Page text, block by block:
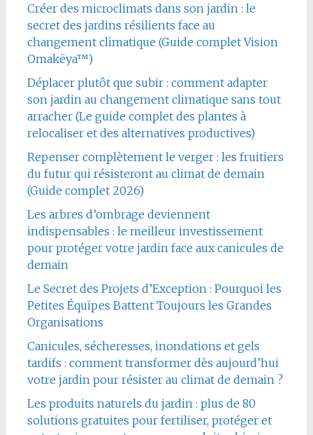
Créer des microclimats dans son jardin : le
secret des jardins résilients face au
changement climatique (Guide complet Vision
Omakëya™)
Déplacer plutôt que subir : comment adapter
son jardin au changement climatique sans tout
arracher (Le guide complet des plantes à
relocaliser et des alternatives productives)
Repenser complètement le verger : les fruitiers
du futur qui résisteront au climat de demain
(Guide complet 2026)
Les arbres d’ombrage deviennent
indispensables : le meilleur investissement
pour protéger votre jardin face aux canicules de
demain
Le Secret des Projets d’Exception : Pourquoi les
Petites Équipes Battent Toujours les Grandes
Organisations
Canicules, sécheresses, inondations et gels
tardifs : comment transformer dès aujourd’hui
votre jardin pour résister au climat de demain ?
Les produits naturels du jardin : plus de 80
solutions gratuites pour fertiliser, protéger et